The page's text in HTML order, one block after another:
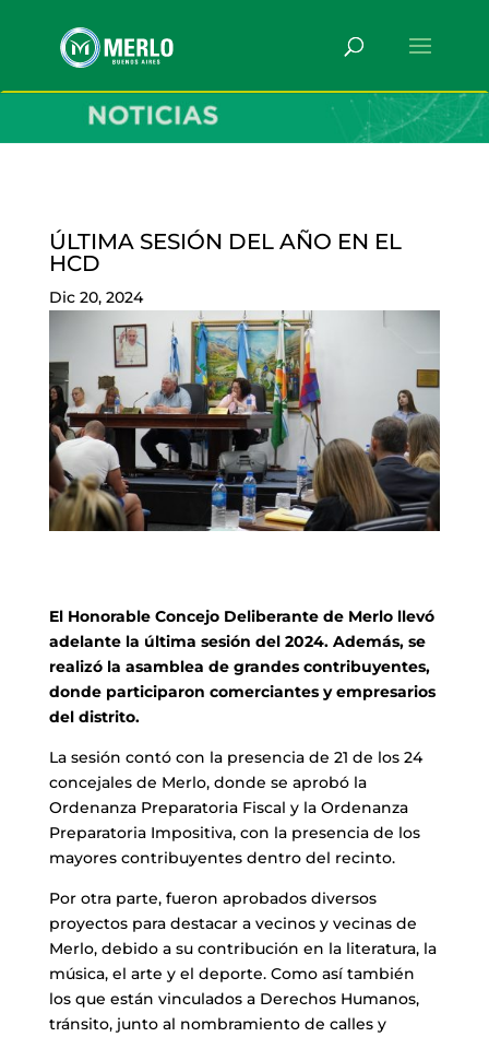
ÚLTIMA SESIÓN DEL AÑO EN EL
HCD
Dic 20, 2024
El Honorable Concejo Deliberante de Merlo llevó
adelante la última sesión del 2024. Además, se
realizó la asamblea de grandes contribuyentes,
donde participaron comerciantes y empresarios
del distrito.
La sesión contó con la presencia de 21 de los 24
concejales de Merlo, donde se aprobó la
Ordenanza Preparatoria Fiscal y la Ordenanza
Preparatoria Impositiva, con la presencia de los
mayores contribuyentes dentro del recinto.
Por otra parte, fueron aprobados diversos
proyectos para destacar a vecinos y vecinas de
Merlo, debido a su contribución en la literatura, la
música, el arte y el deporte. Como así también
los que están vinculados a Derechos Humanos,
tránsito, junto al nombramiento de calles y